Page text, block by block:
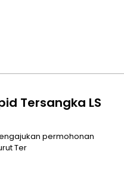
Tersangka LS
dan Turut Ter